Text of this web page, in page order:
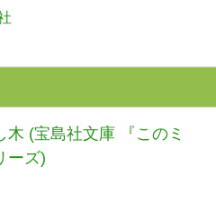
木 (宝島社文庫 『このミ
ーズ)